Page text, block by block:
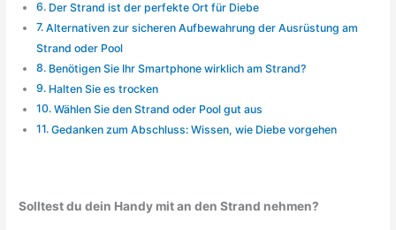
Der Strand ist der perfekte Ort für Diebe
Alternativen zur sicheren Aufbewahrung der Ausrüstung am
Strand oder Pool
Benötigen Sie Ihr Smartphone wirklich am Strand?
Halten Sie es trocken
Wählen Sie den Strand oder Pool gut aus
Gedanken zum Abschluss: Wissen, wie Diebe vorgehen
Solltest du dein Handy mit an den Strand nehmen?